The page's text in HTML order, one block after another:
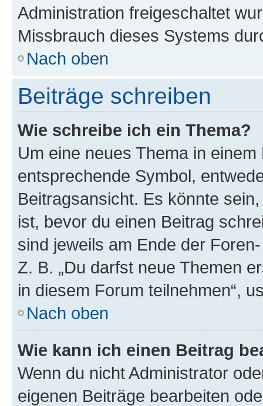
Administration freigeschaltet
Missbrauch dieses Systems
Nach oben
Beiträge schreiben
Wie schreibe ich ein Thema?
Um eine neues Thema in
entsprechende Symbol,
Beitragsansicht. Es könnte
ist, bevor du einen Beitrag
sind jeweils am Ende der
Z. B. „Du darfst neue Themen
in diesem Forum teilnehmen“,
Nach oben
Wie kann ich einen Beitrag
Wenn du nicht Administrator
eigenen Beiträge bearbeiten